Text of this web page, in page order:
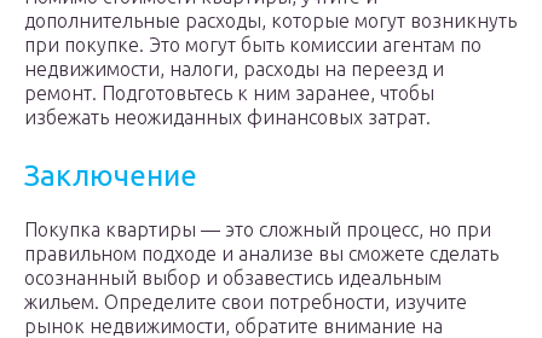
дополнительные расходы, которые могут возникнуть
при покупке. Это могут быть комиссии агентам по
недвижимости, налоги, расходы на переезд и
ремонт. Подготовьтесь к ним заранее, чтобы
избежать неожиданных финансовых затрат.
Заключение
Покупка квартиры — это сложный процесс, но при
правильном подходе и анализе вы сможете сделать
осознанный выбор и обзавестись идеальным
жильем. Определите свои потребности, изучите
рынок недвижимости, обратите внимание на